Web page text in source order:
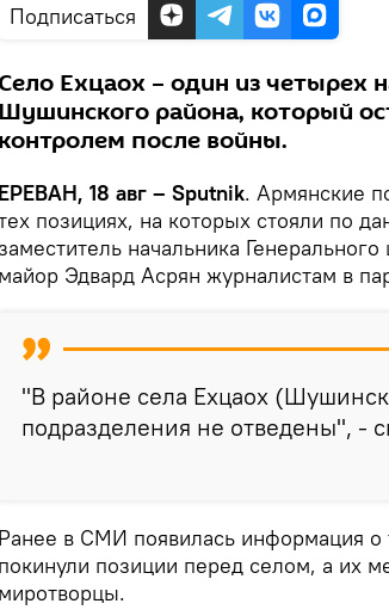
Подписаться
Село Ехцаох – один из четырех
Шушинского района, который
контролем после войны.
ЕРЕВАН, 18 авг – Sputnik. Армянские
позициях, на которых стояли по
начальника
майор Эдвард Асрян журналистам в
"В районе села Ехцаох
подразделения не отведены", -
Ранее в СМИ появилась информация о
покинули позиции перед селом, а их
миротворцы.